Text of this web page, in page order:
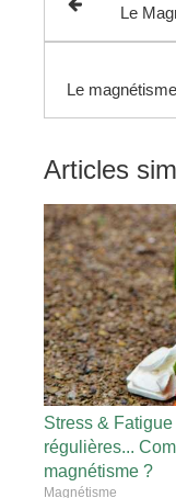
Le
Le
Articles
Stress &
régulières...
magnétisme ?
Magnétisme